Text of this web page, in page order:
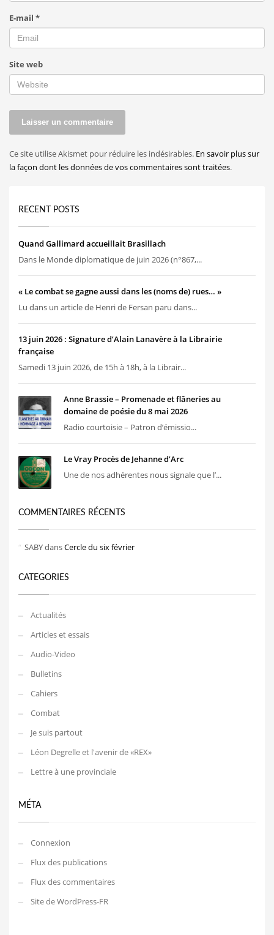
E-mail *
Site web
Ce site utilise Akismet pour réduire les indésirables. En savoir plus sur
la façon dont les données de vos commentaires sont traitées.
RECENT POSTS
Quand Gallimard accueillait Brasillach
Dans le Monde diplomatique de juin 2026 (n°867,...
« Le combat se gagne aussi dans les (noms de) rues… »
Lu dans un article de Henri de Fersan paru dans...
13 juin 2026 : Signature d’Alain Lanavère à la Librairie
française
Samedi 13 juin 2026, de 15h à 18h, à la Librair...
Anne Brassie – Promenade et flâneries au
domaine de poésie du 8 mai 2026
Radio courtoisie – Patron d’émissio...
Le Vray Procès de Jehanne d’Arc
Une de nos adhérentes nous signale que l’...
COMMENTAIRES RÉCENTS
SABYdansCercle du six février
CATEGORIES
Actualités
Articles et essais
Audio-Video
Bulletins
Cahiers
Combat
Je suis partout
Léon Degrelle et l'avenir de «REX»
Lettre à une provinciale
MÉTA
Connexion
Flux des publications
Flux des commentaires
Site de WordPress-FR